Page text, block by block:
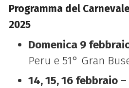
Programma del
2025
Domenica 9
Peru e 51° Gran
14, 15, 16 febbraio–